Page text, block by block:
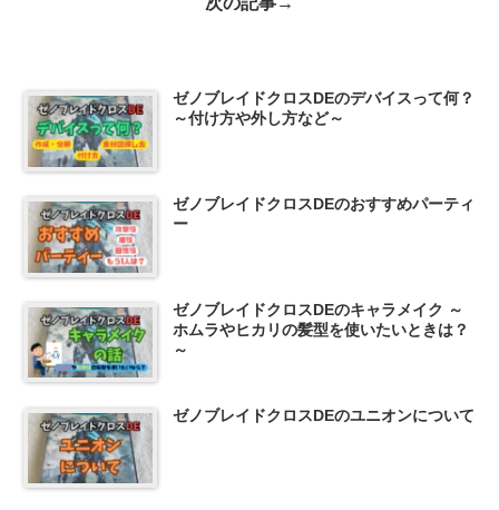
ゼノブレイドクロスDEのデバイスって何？
～付け方や外し方など～
ゼノブレイドクロスDEのおすすめパーティ
ー
ゼノブレイドクロスDEのキャラメイク ～
ホムラやヒカリの髪型を使いたいときは？
～
ゼノブレイドクロスDEのユニオンについて